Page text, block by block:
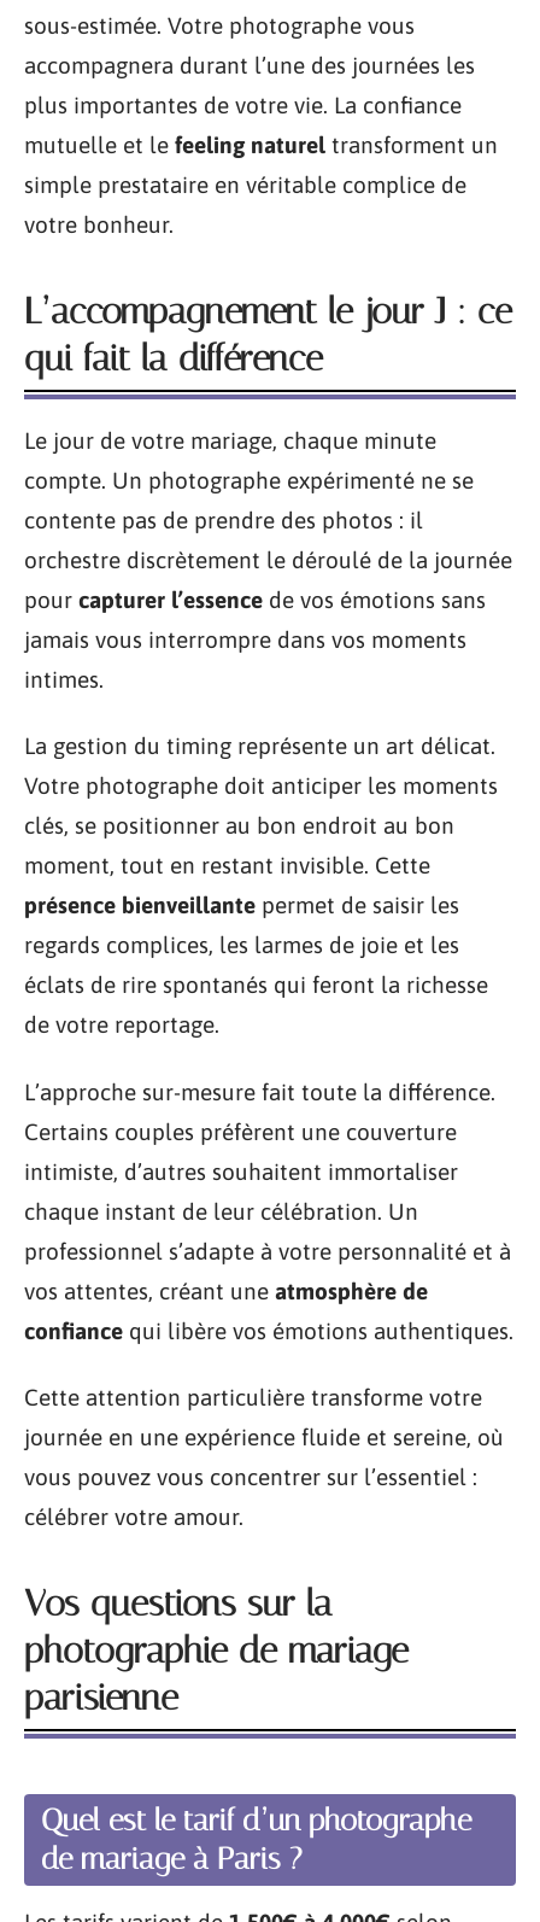
sous-estimée. Votre photographe vous
accompagnera durant l’une des journées les
plus importantes de votre vie. La confiance
mutuelle et le feeling naturel transforment un
simple prestataire en véritable complice de
votre bonheur.
L’accompagnement le jour J : ce
qui fait la différence
Le jour de votre mariage, chaque minute
compte. Un photographe expérimenté ne se
contente pas de prendre des photos : il
orchestre discrètement le déroulé de la journée
pour capturer l’essence de vos émotions sans
jamais vous interrompre dans vos moments
intimes.
La gestion du timing représente un art délicat.
Votre photographe doit anticiper les moments
clés, se positionner au bon endroit au bon
moment, tout en restant invisible. Cette
présence bienveillante permet de saisir les
regards complices, les larmes de joie et les
éclats de rire spontanés qui feront la richesse
de votre reportage.
L’approche sur-mesure fait toute la différence.
Certains couples préfèrent une couverture
intimiste, d’autres souhaitent immortaliser
chaque instant de leur célébration. Un
professionnel s’adapte à votre personnalité et à
vos attentes, créant une atmosphère de
confiance qui libère vos émotions authentiques.
Cette attention particulière transforme votre
journée en une expérience fluide et sereine, où
vous pouvez vous concentrer sur l’essentiel :
célébrer votre amour.
Vos questions sur la
photographie de mariage
parisienne
Quel est le tarif d’un photographe
de mariage à Paris ?